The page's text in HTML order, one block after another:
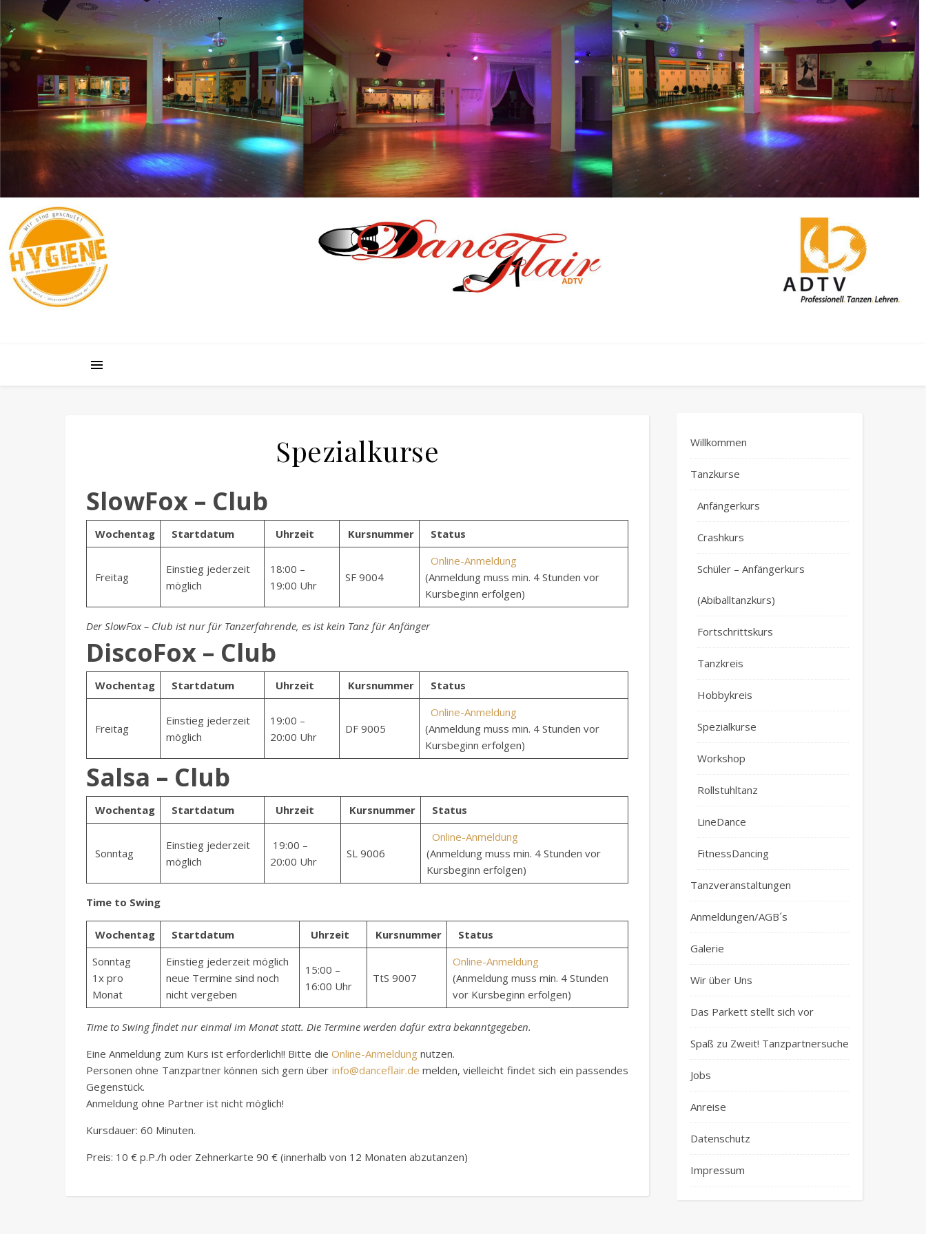
Spezialkurse
SlowFox – Club
Wochentag Startdatum Uhrzeit Kursnummer Status
Freitag
Einstieg jederzeit
möglich
18:00 –
19:00 Uhr
SF 9004
Online-Anmeldung
(Anmeldung muss min. 4 Stunden vor
Kursbeginn erfolgen)
Der SlowFox – Club ist nur für Tanzerfahrende, es ist kein Tanz für Anfänger
DiscoFox – Club
Wochentag Startdatum Uhrzeit Kursnummer Status
Freitag
Einstieg jederzeit
möglich
19:00 –
20:00 Uhr
DF 9005
Online-Anmeldung
(Anmeldung muss min. 4 Stunden vor
Kursbeginn erfolgen)
Salsa – Club
Wochentag Startdatum Uhrzeit Kursnummer Status
Sonntag
Einstieg jederzeit
möglich
19:00 –
20:00 Uhr
SL 9006
Online-Anmeldung
(Anmeldung muss min. 4 Stunden vor
Kursbeginn erfolgen)
Time to Swing
Wochentag Startdatum Uhrzeit Kursnummer
Status
Sonntag
1x pro
Monat
Einstieg jederzeit möglich
neue Termine sind noch
nicht vergeben
15:00 –
16:00 Uhr
TtS 9007
Online-Anmeldung
(Anmeldung muss min. 4 Stunden
vor Kursbeginn erfolgen)
Time to Swing findet nur einmal im Monat statt. Die Termine werden dafür extra bekanntgegeben.
Eine Anmeldung zum Kurs ist erforderlich!! Bitte die Online-Anmeldung nutzen.
Personen ohne Tanzpartner können sich gern über info@danceflair.de melden, vielleicht findet sich ein passendes
Gegenstück.
Anmeldung ohne Partner ist nicht möglich!
Kursdauer: 60 Minuten.
Preis: 10 € p.P./h oder Zehnerkarte 90 € (innerhalb von 12 Monaten abzutanzen)
Willkommen
Tanzkurse
Anfängerkurs
Crashkurs
Schüler – Anfängerkurs
(Abiballtanzkurs)
Fortschrittskurs
Tanzkreis
Hobbykreis
Spezialkurse
Workshop
Rollstuhltanz
LineDance
FitnessDancing
Tanzveranstaltungen
Anmeldungen/AGB´s
Galerie
Wir über Uns
Das Parkett stellt sich vor
Spaß zu Zweit! Tanzpartnersuche
Jobs
Anreise
Datenschutz
Impressum